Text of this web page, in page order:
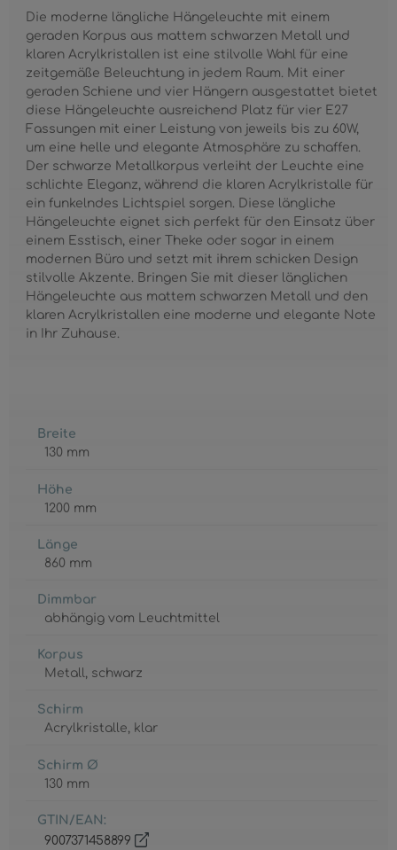
Die moderne längliche Hängeleuchte mit einem
geraden Korpus aus mattem schwarzen Metall und
klaren Acrylkristallen ist eine stilvolle Wahl für eine
zeitgemäße Beleuchtung in jedem Raum. Mit einer
geraden Schiene und vier Hängern ausgestattet bietet
diese Hängeleuchte ausreichend Platz für vier E27
Fassungen mit einer Leistung von jeweils bis zu 60W,
um eine helle und elegante Atmosphäre zu schaffen.
Der schwarze Metallkorpus verleiht der Leuchte eine
schlichte Eleganz, während die klaren Acrylkristalle für
ein funkelndes Lichtspiel sorgen. Diese längliche
Hängeleuchte eignet sich perfekt für den Einsatz über
einem Esstisch, einer Theke oder sogar in einem
modernen Büro und setzt mit ihrem schicken Design
stilvolle Akzente. Bringen Sie mit dieser länglichen
Hängeleuchte aus mattem schwarzen Metall und den
klaren Acrylkristallen eine moderne und elegante Note
in Ihr Zuhause.
Breite
130 mm
Höhe
1200 mm
Länge
860 mm
Dimmbar
abhängig vom Leuchtmittel
Korpus
Metall, schwarz
Schirm
Acrylkristalle, klar
Schirm Ø
130 mm
GTIN/EAN:
9007371458899